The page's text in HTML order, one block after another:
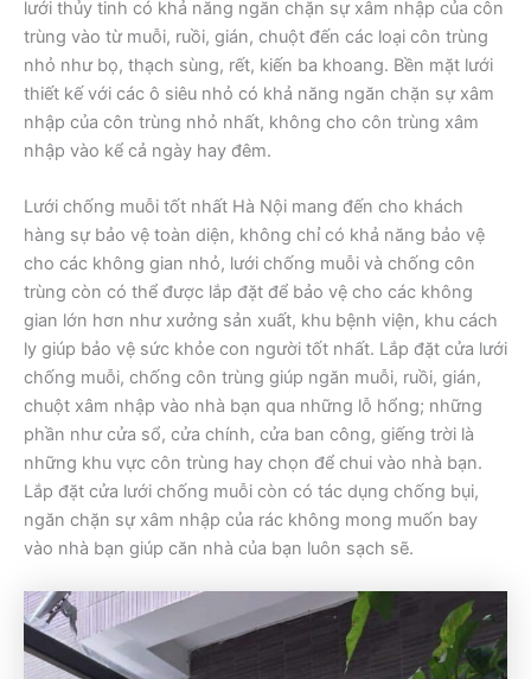
lưới thủy tinh có khả năng ngăn chặn sự xâm nhập của côn
trùng vào từ muỗi, ruồi, gián, chuột đến các loại côn trùng
nhỏ như bọ, thạch sùng, rết, kiến ba khoang. Bền mặt lưới
thiết kế với các ô siêu nhỏ có khả năng ngăn chặn sự xâm
nhập của côn trùng nhỏ nhất, không cho côn trùng xâm
nhập vào kể cả ngày hay đêm.
Lưới chống muỗi tốt nhất Hà Nội mang đến cho khách
hàng sự bảo vệ toàn diện, không chỉ có khả năng bảo vệ
cho các không gian nhỏ, lưới chống muỗi và chống côn
trùng còn có thể được lắp đặt để bảo vệ cho các không
gian lớn hơn như xưởng sản xuất, khu bệnh viện, khu cách
ly giúp bảo vệ sức khỏe con người tốt nhất. Lắp đặt cửa lưới
chống muỗi, chống côn trùng giúp ngăn muỗi, ruồi, gián,
chuột xâm nhập vào nhà bạn qua những lỗ hổng; những
phần như cửa sổ, cửa chính, cửa ban công, giếng trời là
những khu vực côn trùng hay chọn để chui vào nhà bạn.
Lắp đặt cửa lưới chống muỗi còn có tác dụng chống bụi,
ngăn chặn sự xâm nhập của rác không mong muốn bay
vào nhà bạn giúp căn nhà của bạn luôn sạch sẽ.